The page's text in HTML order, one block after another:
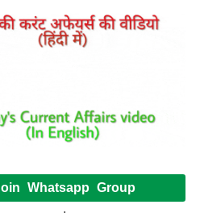
Whatsapp Group
.